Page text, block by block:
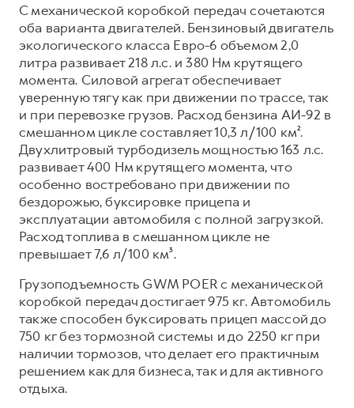
С механической коробкой передач сочетаются
оба варианта двигателей. Бензиновый двигатель
экологического класса Евро-6 объемом 2,0
литра развивает 218 л.с. и 380 Нм крутящего
момента. Силовой агрегат обеспечивает
уверенную тягу как при движении по трассе, так
и при перевозке грузов. Расход бензина АИ-92 в
смешанном цикле составляет 10,3 л/100 км².
Двухлитровый турбодизель мощностью 163 л.с.
развивает 400 Нм крутящего момента, что
особенно востребовано при движении по
бездорожью, буксировке прицепа и
эксплуатации автомобиля с полной загрузкой.
Расход топлива в смешанном цикле не
превышает 7,6 л/100 км³.
Грузоподъемность GWM POER с механической
коробкой передач достигает 975 кг. Автомобиль
также способен буксировать прицеп массой до
750 кг без тормозной системы и до 2250 кг при
наличии тормозов, что делает его практичным
решением как для бизнеса, так и для активного
отдыха.